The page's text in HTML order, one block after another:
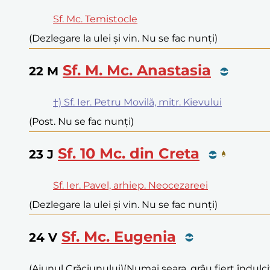
Sf. Mc. Temistocle
(Dezlegare la ulei și vin. Nu se fac nunți)
22 M Sf. M. Mc. Anastasia
†) Sf. Ier. Petru Movilă, mitr. Kievului
(Post. Nu se fac nunți)
23 J Sf. 10 Mc. din Creta
Sf. Ier. Pavel, arhiep. Neocezareei
(Dezlegare la ulei și vin. Nu se fac nunți)
24 V Sf. Mc. Eugenia